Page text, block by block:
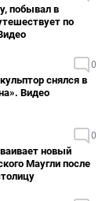
побывал в
по
0
снялся в
Видео
0
новый
Маугли после